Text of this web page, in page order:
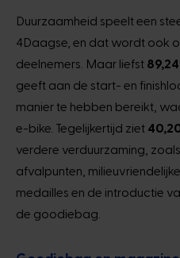
Duurzaamheid speelt een
4Daagse, en dat wordt ook
deelnemers. Maar liefst
geeft aan de start- en
manier te hebben bereikt,
e-bike. Tegelijkertijd ziet
verdere verduurzaming,
afvalpunten,
medailles en de introductie
de goodiebag.